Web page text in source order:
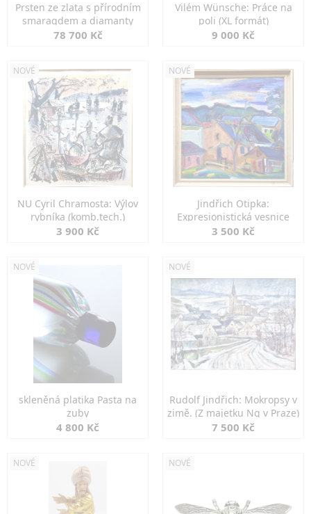
Prsten ze zlata s přírodním
smaragdem a diamanty
78 700 Kč
Vilém Wünsche: Práce na
poli (XL formát)
9 000 Kč
NOVÉ
NU Cyril Chramosta: Výlov
rybníka (komb.tech.)
3 900 Kč
NOVÉ
Jindřich Otipka:
Expresionistická vesnice
3 500 Kč
NOVÉ
skleněná platika Pasta na
zuby
4 800 Kč
NOVÉ
Rudolf Jindřich: Mokropsy v
zimě. (Z majetku Ng v Praze)
7 500 Kč
NOVÉ NOVÉ